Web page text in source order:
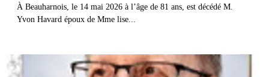
À Beauharnois, le 14 mai 2026 à l’âge de 81 ans, est décédé M.
Yvon Havard époux de Mme lise...